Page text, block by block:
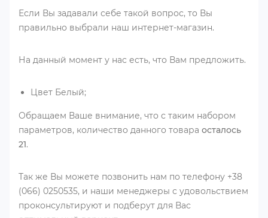
Если Вы задавали себе такой вопрос, то Вы
правильно выбрали наш интернет-магазин.
На данный момент у нас есть, что Вам предложить.
Цвет Белый;
Обращаем Ваше внимание, что с таким набором
параметров, количество данного товара осталось
21.
Так же Вы можете позвонить нам по телефону +38
(066) 0250535, и наши менеджеры с удовольствием
проконсультируют и подберут для Вас